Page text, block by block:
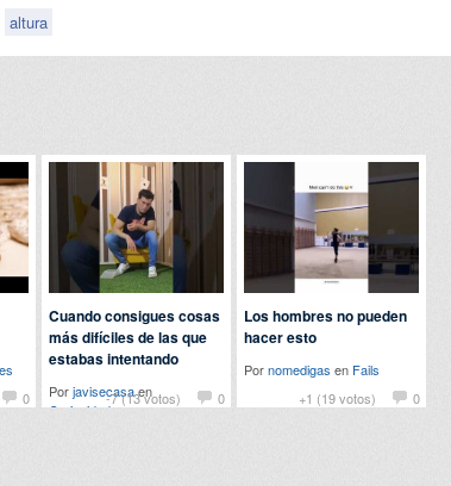
altura
0
-7 (13 votos)
0
Cuando consigues cosas
más difíciles de las que
estabas intentando
Porjavisecasaen
Curiosidades
+1 (19 votos) 0
Los hombres no pueden
hacer esto
Pornomedigas en Fails